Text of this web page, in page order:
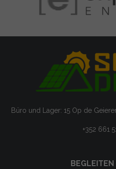
Büro und Lager: 15 Op de
+352 661
BEGLEITEN